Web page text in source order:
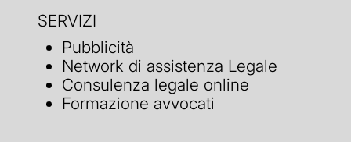
SERVIZI
Pubblicità
Network di assistenza Legale
Consulenza legale online
Formazione avvocati